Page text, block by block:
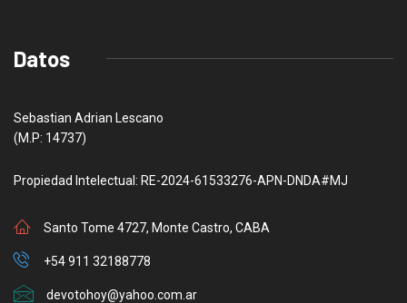
Datos
Sebastian Adrian Lescano
(M.P: 14737)
Propiedad Intelectual: RE-2024-61533276-APN-DNDA#MJ
Santo Tome 4727, Monte Castro, CABA
+54 911 32188778
devotohoy@yahoo.com.ar